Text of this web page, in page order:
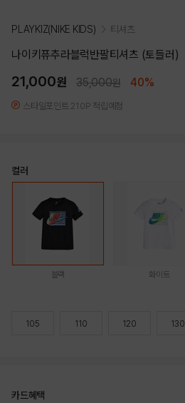
PLAYKIZ(NIKE KIDS) 티셔츠
나이키퓨추라블럭반팔티셔츠 (토들러)
21,000원 35,000원 40%
스타일포인트 210P 적립예정
컬러
블랙 화이트
105 110 120 130
카드혜택